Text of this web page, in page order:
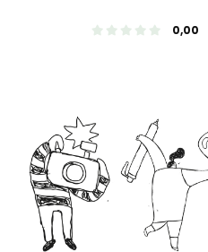
0,00